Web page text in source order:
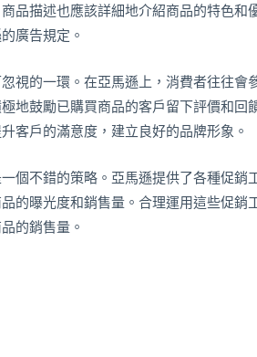
品描述也應該詳細地介紹商品的特色和
廣告規定。
視的一環。在亞馬遜上，消費者往往會
地鼓勵已購買商品的客戶留下評價和回
客戶的滿意度，建立良好的品牌形象。
個不錯的策略。亞馬遜提供了各種促銷
的曝光度和銷售量。合理運用這些促銷
的銷售量。